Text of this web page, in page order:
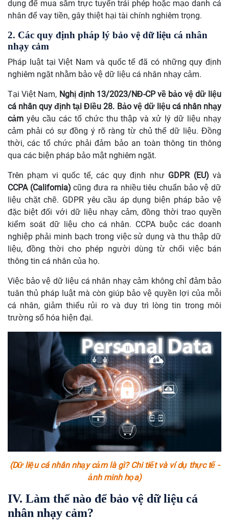
dụng để mua sắm trực tuyến trái phép hoặc mạo danh cá
nhân để vay tiền, gây thiệt hại tài chính nghiêm trọng.
2. Các quy định pháp lý bảo vệ dữ liệu cá nhân
nhạy cảm
Pháp luật tại Việt Nam và quốc tế đã có những quy định
nghiêm ngặt nhằm bảo vệ dữ liệu cá nhân nhạy cảm.
Tại Việt Nam, Nghị định 13/2023/NĐ-CP về bảo vệ dữ liệu
cá nhân quy định tại Điều 28. Bảo vệ dữ liệu cá nhân nhạy
cảm yêu cầu các tổ chức thu thập và xử lý dữ liệu nhạy
cảm phải có sự đồng ý rõ ràng từ chủ thể dữ liệu. Đồng
thời, các tổ chức phải đảm bảo an toàn thông tin thông
qua các biện pháp bảo mật nghiêm ngặt.
Trên phạm vi quốc tế, các quy định như GDPR (EU) và
CCPA (California) cũng đưa ra nhiều tiêu chuẩn bảo vệ dữ
liệu chặt chẽ. GDPR yêu cầu áp dụng biện pháp bảo vệ
đặc biệt đối với dữ liệu nhạy cảm, đồng thời trao quyền
kiểm soát dữ liệu cho cá nhân. CCPA buộc các doanh
nghiệp phải minh bạch trong việc sử dụng và thu thập dữ
liệu, đồng thời cho phép người dùng từ chối việc bán
thông tin cá nhân của họ.
Việc bảo vệ dữ liệu cá nhân nhạy cảm không chỉ đảm bảo
tuân thủ pháp luật mà còn giúp bảo vệ quyền lợi của mỗi
cá nhân, giảm thiểu rủi ro và duy trì lòng tin trong môi
trường số hóa hiện đại.
(Dữ liệu cá nhân nhạy cảm là gì? Chi tiết và ví dụ thực tế -
ảnh minh họa)
IV. Làm thế nào để bảo vệ dữ liệu cá
nhân nhạy cảm?